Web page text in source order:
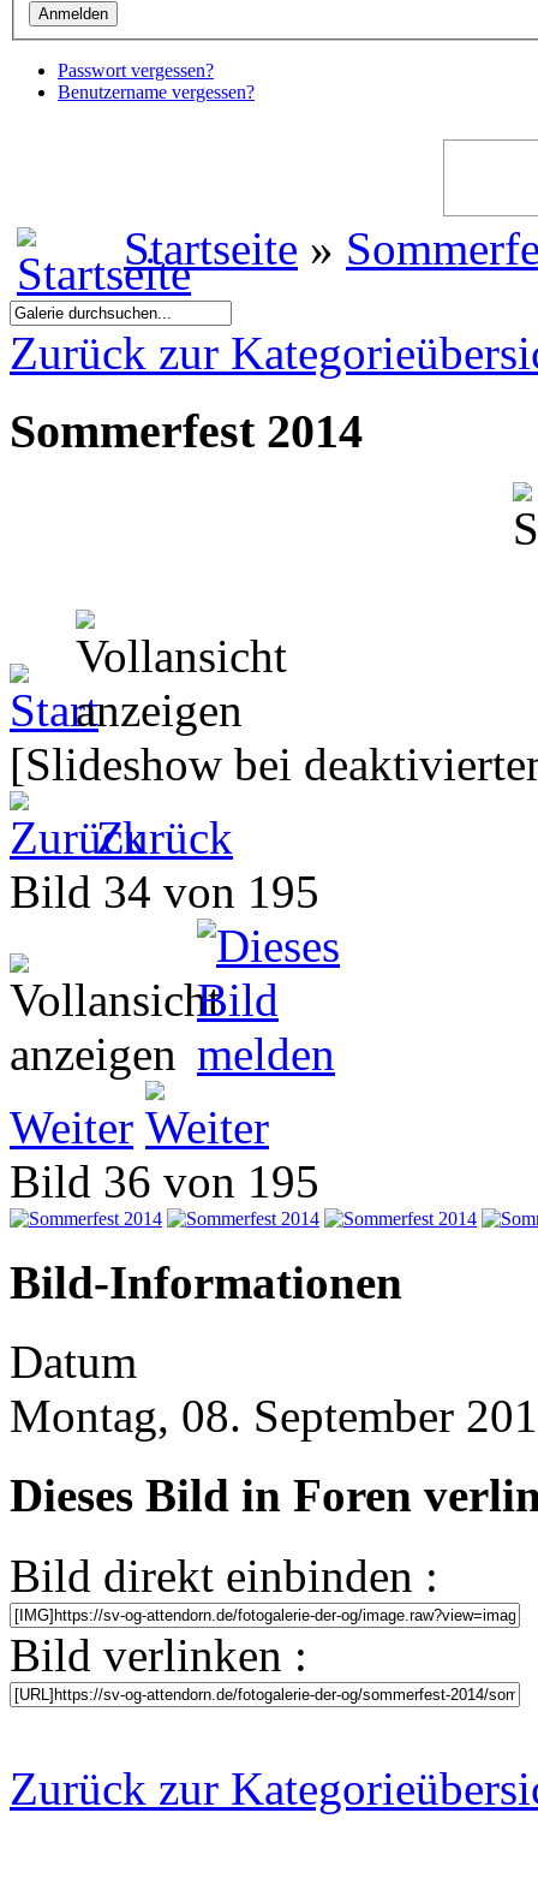
Passwort vergessen?
Benutzername vergessen?
Startseite »
Zurück zur
Sommerfest 2014
[Slideshow bei
Zurück
Bild 34 von 195
Weiter
Bild 36 von 195
Bild-Informationen
Datum
Montag, 08. September
Dieses Bild in Foren
Bild direkt einbinden :
Bild verlinken :
Zurück zur